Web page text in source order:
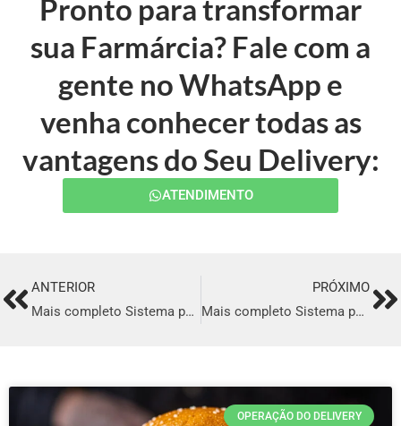
Pronto para transformar
sua Farmárcia? Fale com a
gente no WhatsApp e
venha conhecer todas as
vantagens do Seu Delivery:
ATENDIMENTO
PrevANTERIOR
Mais completo Sistema para Delivery em Paracambi
PRÓXIMO
Mais completo Sistema para Delivery em Macaúbas
OPERAÇÃO DO DELIVERY